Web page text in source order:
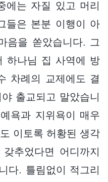
에는 자질 있고 머리
들은 본분 이행이 아
음을 쏟았습니다. 그
하나님 집 사역에 방
차례의 교제에도 결
출교되고 말았습니
욕과 지위욕이 매우
이토록 허황된 생각
추었다면 어디까지
다. 틀림없이 적그리